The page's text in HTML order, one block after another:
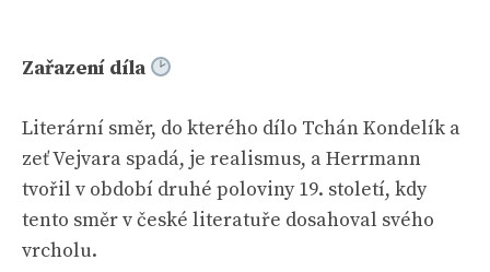
Zařazení díla
Literární směr, do kterého dílo Tchán Kondelík a
zeť Vejvara spadá, je realismus, a Herrmann
tvořil v období druhé poloviny 19. století, kdy
tento směr v české literatuře dosahoval svého
vrcholu.